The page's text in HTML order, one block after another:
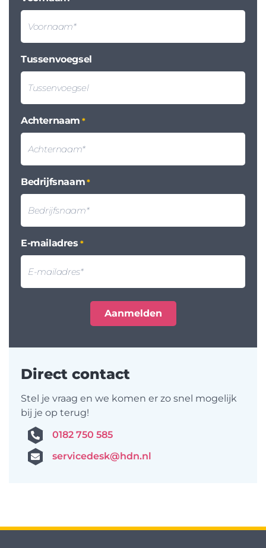
Tussenvoegsel
Achternaam *
Bedrijfsnaam *
E-mailadres *
Direct contact
Stel je vraag en we komen er zo snel mogelijk
bij je op terug!
0182 750 585
servicedesk@hdn.nl